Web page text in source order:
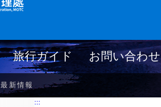
旅行ガイド お問い合わせ
最新情報
:::